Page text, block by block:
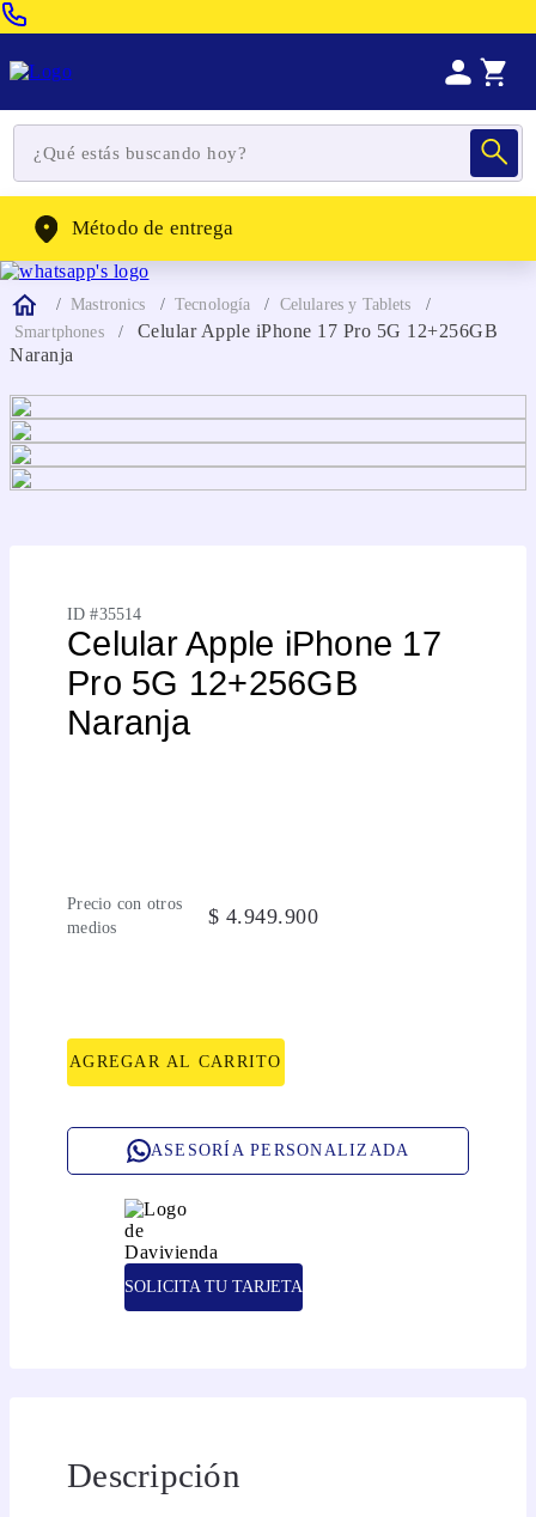
WhatsApp: (302) 262-4104
Método de entrega
Mastronics Tecnología
Celulares y Tablets
Smartphones
Celular Apple iPhone 17 Pro 5G 12+256GB
Naranja
ID #35514
Celular Apple iPhone 17
Pro 5G 12+256GB
Naranja
Precio con otros
medios
$ 4.949.900
AGREGAR AL CARRITO
ASESORÍA PERSONALIZADA
SOLICITA TU TARJETA
Descripción